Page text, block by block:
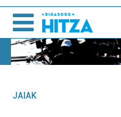
JAIAK